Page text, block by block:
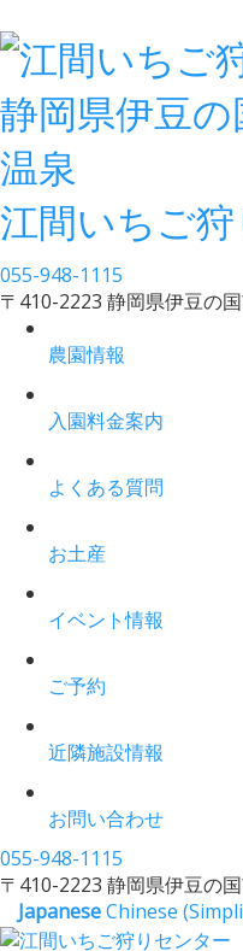
静岡県伊豆
温泉
江間いちご
055-948-1115
〒410-2223 静岡県伊豆の
農園情報
入園料金案内
よくある質問
お土産
イベント情報
ご予約
近隣施設情報
お問い合わせ
055-948-1115
〒410-2223 静岡県伊豆の
JapaneseChinese